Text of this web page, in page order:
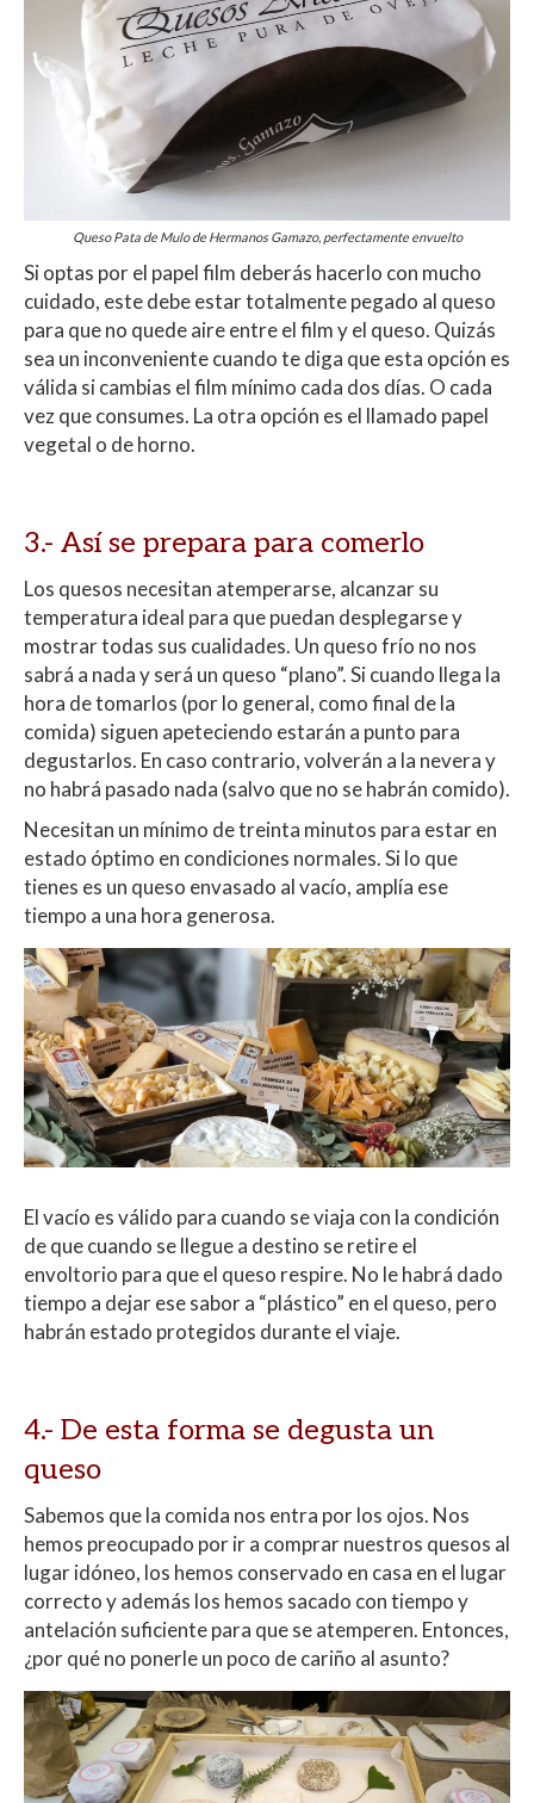
Queso Pata de Mulo de Hermanos Gamazo, perfectamente envuelto
Si optas por el papel film deberás hacerlo con mucho
cuidado, este debe estar totalmente pegado al queso
para que no quede aire entre el film y el queso. Quizás
sea un inconveniente cuando te diga que esta opción es
válida si cambias el film mínimo cada dos días. O cada
vez que consumes. La otra opción es el llamado papel
vegetal o de horno.
3.- Así se prepara para comerlo
Los quesos necesitan atemperarse, alcanzar su
temperatura ideal para que puedan desplegarse y
mostrar todas sus cualidades. Un queso frío no nos
sabrá a nada y será un queso “plano”.Si cuando llega la
hora de tomarlos (por lo general, como final de la
comida) siguen apeteciendo estarán a punto para
degustarlos. En caso contrario, volverán a la nevera y
no habrá pasado nada (salvo que no se habrán comido).
Necesitan un mínimo de treinta minutos para estar en
estado óptimo en condiciones normales. Si lo que
tienes es un queso envasado al vacío, amplía ese
tiempo a una hora generosa.
El vacío es válido para cuando se viaja con la condición
de que cuando se llegue a destino se retire el
envoltorio para que el queso respire. No le habrá dado
tiempo a dejar ese sabor a “plástico” en el queso, pero
habrán estado protegidos durante el viaje.
4.- De esta forma se degusta un
queso
Sabemos que la comida nos entra por los ojos. Nos
hemos preocupado por ir a comprar nuestros quesos al
lugar idóneo, los hemos conservado en casa en el lugar
correcto y además los hemos sacado con tiempo y
antelación suficiente para que se atemperen. Entonces,
¿por qué no ponerle un poco de cariño al asunto?